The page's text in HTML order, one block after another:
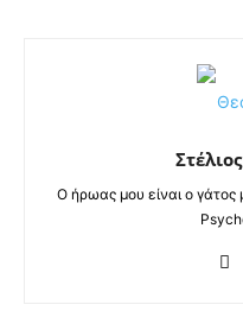
Ο ήρωας μου είναι ο γάτος